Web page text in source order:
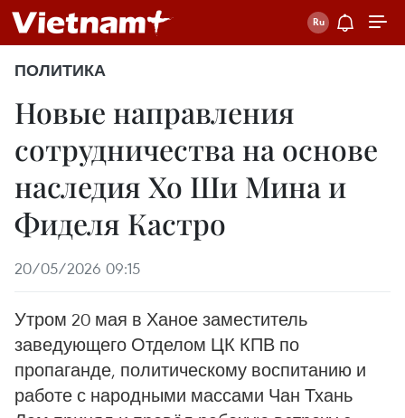
ПОЛИТИКА
Новые направления
сотрудничества на основе
наследия Хо Ши Мина и
Фиделя Кастро
20/05/2026 09:15
Утром 20 мая в Ханое заместитель
заведующего Отделом ЦК КПВ по
пропаганде, политическому воспитанию и
работе с народными массами Чан Тхань